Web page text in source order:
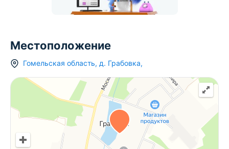
Местоположение
Гомельская область, д. Грабовка,